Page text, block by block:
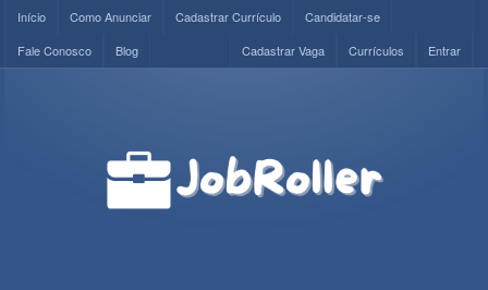
Início Como Anunciar Cadastrar Currículo
Candidatar-se
Fale Conosco
Blog Entrar
Currículos
Cadastrar Vaga